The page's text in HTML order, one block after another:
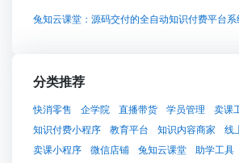
兔知云课堂：源码交付的全自动知识付费平台系
分类推荐
快消零售 企学院 直播带货 学员管理
卖课
知识付费小程序
教育平台 知识内容商家
线
卖课小程序
微信店铺 兔知云课堂 助学工具